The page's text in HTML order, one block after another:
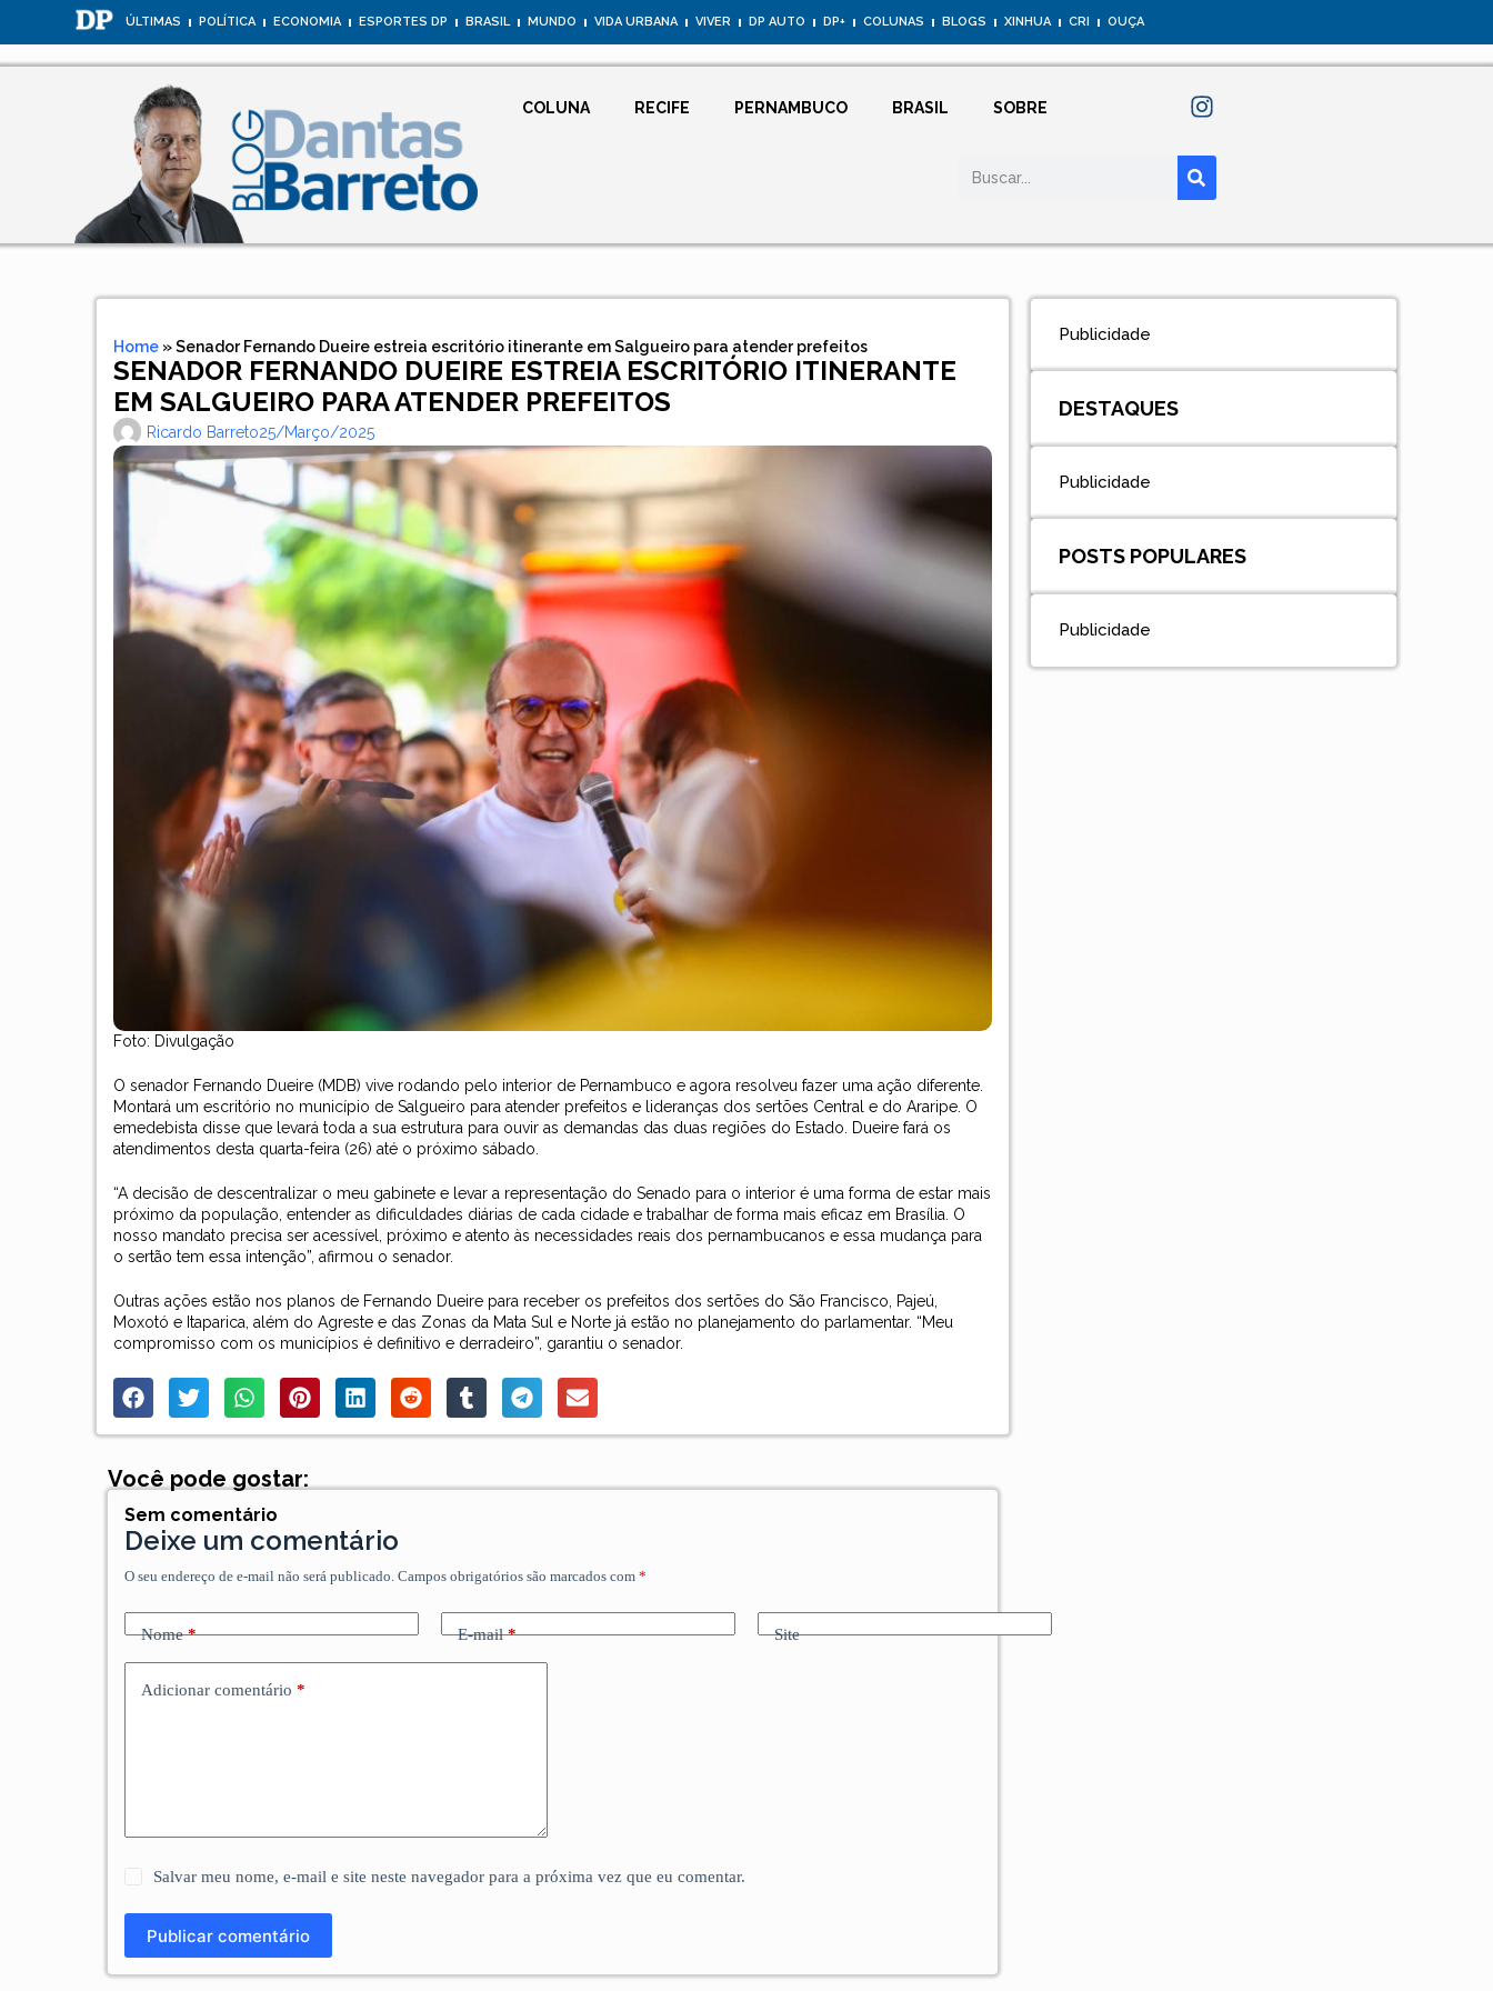
ÚLTIMAS POLÍTICA ECONOMIA ESPORTES DP BRASIL MUNDO VIDA URBANA VIVER DP AUTO DP+ COLUNAS BLOGS XINHUA CRI OUÇA
COLUNA RECIFE PERNAMBUCO BRASIL SOBRE
Home »Senador Fernando Dueire estreia escritório itinerante em Salgueiro para atender prefeitos
SENADOR FERNANDO DUEIRE ESTREIA ESCRITÓRIO ITINERANTE
EM SALGUEIRO PARA ATENDER PREFEITOS
Ricardo Barreto25/março/2025
Foto: Divulgação
O senador Fernando Dueire (MDB) vive rodando pelo interior de Pernambuco e agora resolveu fazer uma ação diferente.
Montará um escritório no município de Salgueiro para atender prefeitos e lideranças dos sertões Central e do Araripe. O
emedebista disse que levará toda a sua estrutura para ouvir as demandas das duas regiões do Estado. Dueire fará os
atendimentos desta quarta-feira (26) até o próximo sábado.
“A decisão de descentralizar o meu gabinete e levar a representação do Senado para o interior é uma forma de estar mais
próximo da população, entender as dificuldades diárias de cada cidade e trabalhar de forma mais eficaz em Brasília. O
nosso mandato precisa ser acessível, próximo e atento às necessidades reais dos pernambucanos e essa mudança para
o sertão tem essa intenção”, afirmou o senador.
Outras ações estão nos planos de Fernando Dueire para receber os prefeitos dos sertões do São Francisco, Pajeú,
Moxotó e Itaparica, além do Agreste e das Zonas da Mata Sul e Norte já estão no planejamento do parlamentar. “Meu
compromisso com os municípios é definitivo e derradeiro”, garantiu o senador.
Você pode gostar:
Sem comentário
Deixe um comentário
O seu endereço de e-mail não será publicado. Campos obrigatórios são marcados com*
Nome* E-mail* Site
Adicionar comentário *
Salvar meu nome, e-mail e site neste navegador para a próxima vez que eu comentar.
Publicar comentário
Publicidade
DESTAQUES
Publicidade
POSTS POPULARES
Publicidade